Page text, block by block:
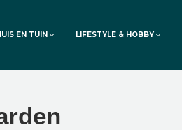
EN TUIN LIFESTYLE & HOBBY